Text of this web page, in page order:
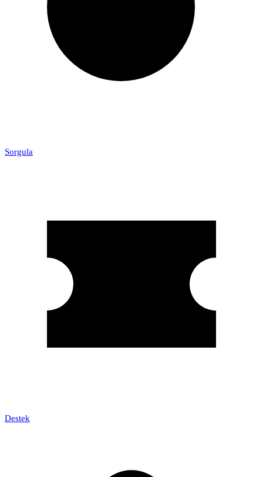
Sorgula
Destek